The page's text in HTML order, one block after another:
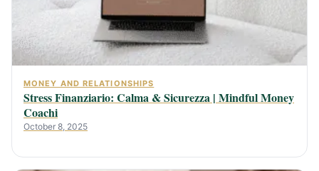
MONEY AND RELATIONSHIPS
Stress Finanziario: Calma & Sicurezza | Mindful Money
Coachi
October 8, 2025